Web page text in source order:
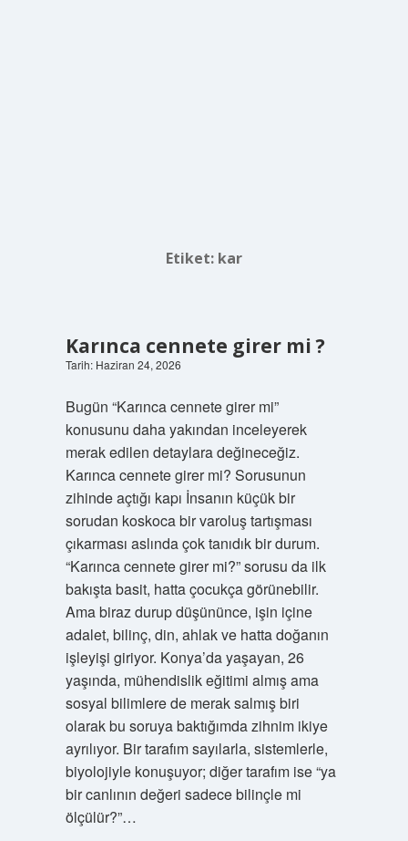
Etiket: kar
Karınca cennete girer mi ?
Tarih: Haziran 24, 2026
Bugün “Karınca cennete girer mi”
konusunu daha yakından inceleyerek
merak edilen detaylara değineceğiz.
Karınca cennete girer mi? Sorusunun
zihinde açtığı kapı İnsanın küçük bir
sorudan koskoca bir varoluş tartışması
çıkarması aslında çok tanıdık bir durum.
“Karınca cennete girer mi?” sorusu da ilk
bakışta basit, hatta çocukça görünebilir.
Ama biraz durup düşününce, işin içine
adalet, bilinç, din, ahlak ve hatta doğanın
işleyişi giriyor. Konya’da yaşayan, 26
yaşında, mühendislik eğitimi almış ama
sosyal bilimlere de merak salmış biri
olarak bu soruya baktığımda zihnim ikiye
ayrılıyor. Bir tarafım sayılarla, sistemlerle,
biyolojiyle konuşuyor; diğer tarafım ise “ya
bir canlının değeri sadece bilinçle mi
ölçülür?”…